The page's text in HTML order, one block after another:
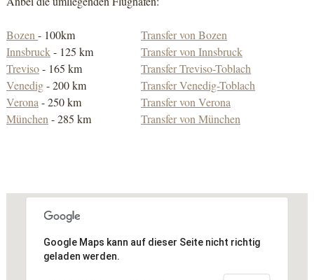
Bozen - 100km
Transfer von Bozen
Innsbruck- 125 km
Transfer von Innsbruck
Treviso- 165 km Transfer Treviso-Toblach
Venedig- 200 km
Transfer Venedig-Toblach
Verona - 250 km
Transfer von Verona
München - 285 km Transfer von München
Google Maps kann auf dieser Seite nicht richtig
geladen werden.